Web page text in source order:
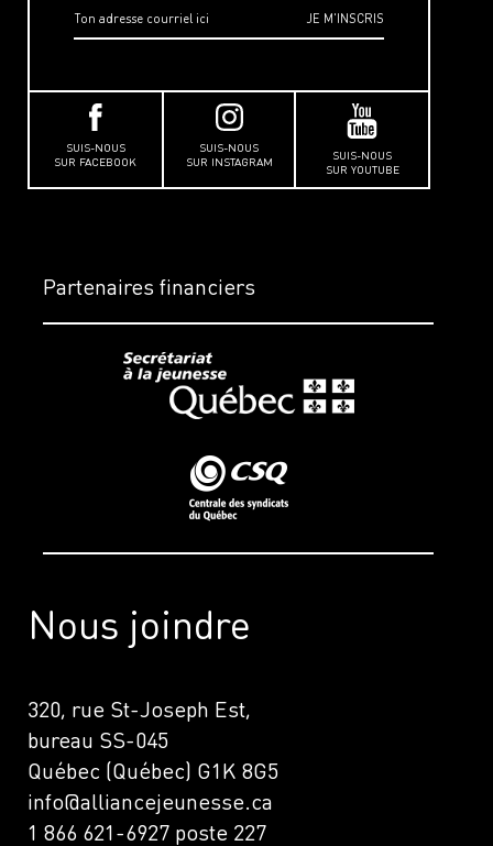
SUIS-NOUS
SUR FACEBOOK
SUIS-NOUS
SUR INSTAGRAM
SUIS-NOUS
SUR YOUTUBE
Nous joindre
320, rue St-Joseph Est,
bureau SS-045
Québec (Québec) G1K 8G5
info@alliancejeunesse.ca
1 866 621-6927 poste 227
Partenaires financiers